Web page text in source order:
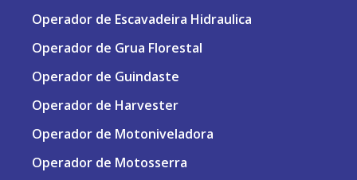
Operador de Escavadeira Hidraulica
Operador de Grua Florestal
Operador de Guindaste
Operador de Harvester
Operador de Motoniveladora
Operador de Motosserra